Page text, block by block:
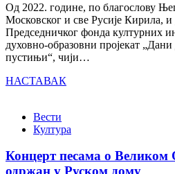
Од 2022. године, по благослову
Московског и све Русије Кирила,
Председничког фонда културних
духовно-образовни пројекат
пустињи“, чији…
НАСТАВАК
Вести
Култура
Концерт песама о Великом